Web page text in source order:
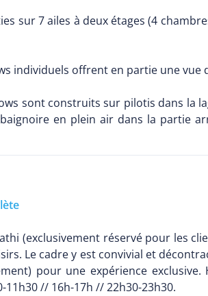
sur 7 ailes à deux étages (4
individuels offrent en partie une
sont construits sur pilotis dans la
en plein air dans la partie
(exclusivement réservé pour les
Le cadre y est convivial et
pour une expérience
11h30 // 16h-17h // 22h30-23h30.